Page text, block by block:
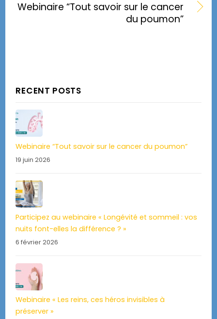
Webinaire “Tout savoir sur le cancer
du poumon”
RECENT POSTS
Webinaire “Tout savoir sur le cancer du poumon”
19 juin 2026
Participez au webinaire « Longévité et sommeil : vos
nuits font-elles la différence ? »
6 février 2026
Webinaire « Les reins, ces héros invisibles à
préserver »